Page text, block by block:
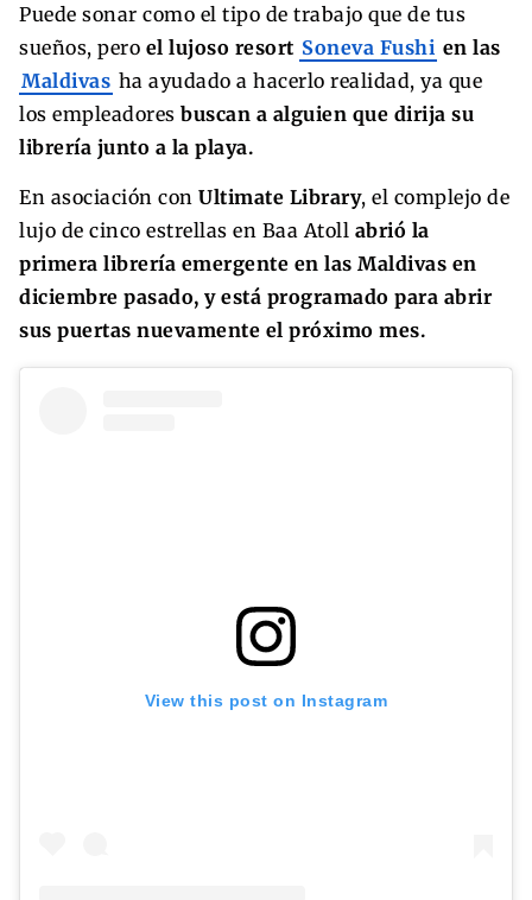
Puede sonar como el tipo de trabajo que de tus
sueños, pero el lujoso resort Soneva Fushi en las
Maldivas ha ayudado a hacerlo realidad, ya que
los empleadores buscan a alguien que dirija su
librería junto a la playa.
En asociación con Ultimate Library, el complejo de
lujo de cinco estrellas en Baa Atoll abrió la
primera librería emergente en las Maldivas en
diciembre pasado, y está programado para abrir
sus puertas nuevamente el próximo mes.
View this post on Instagram